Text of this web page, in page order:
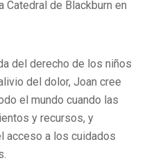
Catedral de Blackburn en
del derecho de los niños
del dolor, Joan cree
el mundo cuando las
y recursos, y
acceso a los cuidados